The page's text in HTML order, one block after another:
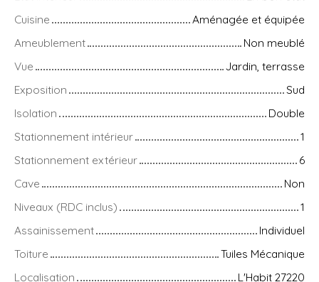
Cuisine
Aménagée et équipée
Ameublement
Non meublé
Vue
Jardin, terrasse
Exposition
Sud
Isolation
Double
Stationnement intérieur
1
Stationnement extérieur
6
Cave
Non
Niveaux (RDC inclus)
1
Assainissement
Individuel
Toiture
Tuiles Mécanique
Localisation
L'Habit 27220